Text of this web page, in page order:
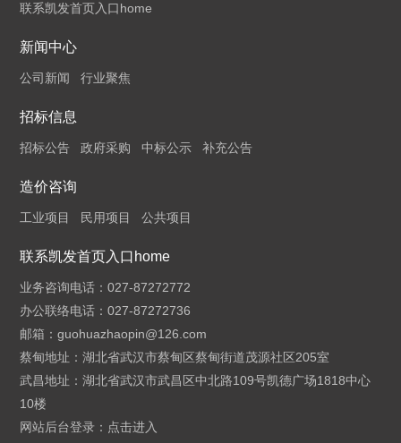
联系凯发首页入口home
新闻中心
公司新闻 行业聚焦
招标信息
招标公告 政府采购 中标公示 补充公告
造价咨询
工业项目 民用项目 公共项目
联系凯发首页入口home
业务咨询电话：027-87272772
办公联络电话：027-87272736
邮箱：guohuazhaopin@126.com
蔡甸地址：湖北省武汉市蔡甸区蔡甸街道茂源社区205室
武昌地址：湖北省武汉市武昌区中北路109号凯德广场1818中心
10楼
网站后台登录： 点击进入